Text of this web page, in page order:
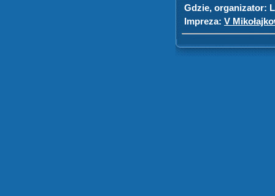
Gdzie, organizator:
Impreza: V